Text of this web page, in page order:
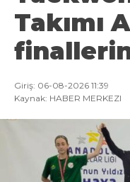
Takımı
Giriş: 06-08-2026 11:39
Kaynak: HABER MERKEZI